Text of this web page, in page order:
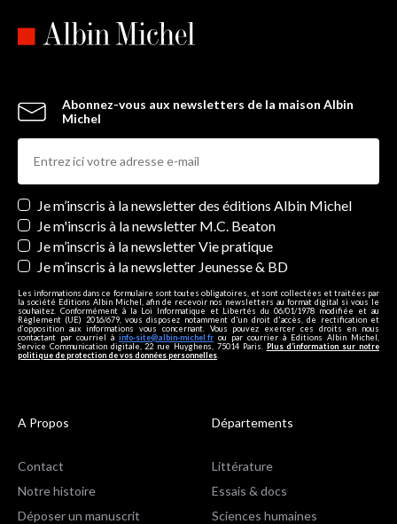
Abonnez-vous aux newsletters de la maison Albin
Michel
Newsletters
Je m’inscris à la newsletter des éditions Albin Michel
Je m'inscris à la newsletter M.C. Beaton
Je m’inscris à la newsletter Vie pratique
Je m’inscris à la newsletter Jeunesse & BD
Les informations dans ce formulaire sont toutes obligatoires, et sont collectées et traitées par
la société Editions Albin Michel, afin de recevoir nos newsletters au format digital si vous le
souhaitez. Conformément à la Loi Informatique et Libertés du 06/01/1978 modifiée et au
Règlement (UE) 2016/679, vous disposez notamment d'un droit d'accès, de rectification et
d’opposition aux informations vous concernant. Vous pouvez exercer ces droits en nous
contactant par courriel à info-site@albin-michel.fr ou par courrier à Editions Albin Michel,
Service Communication digitale, 22 rue Huyghens, 75014 Paris. Plus d’information sur notre
politique de protection de vos données personnelles
A Propos
Contact
Notre histoire
Déposer un manuscrit
Départements
Littérature
Essais & docs
Sciences humaines